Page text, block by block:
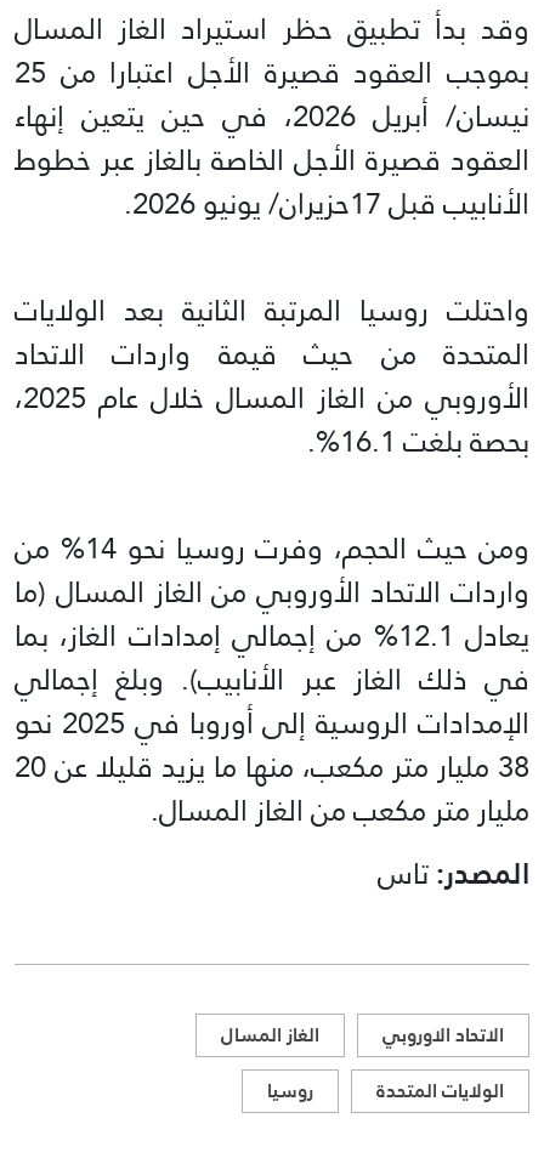
وقد بدأ تطبيق حظر استيراد الغاز المسال
بموجب العقود قصيرة الأجل اعتبارا من 25
نيسان/ أبريل 2026، في حين يتعين إنهاء
العقود قصيرة الأجل الخاصة بالغاز عبر خطوط
الأنابيب قبل 17حزيران/ يونيو 2026.
واحتلت روسيا المرتبة الثانية بعد الولايات
المتحدة من حيث قيمة واردات الاتحاد
الأوروبي من الغاز المسال خلال عام 2025،
بحصة بلغت 16.1%.
ومن حيث الحجم، وفرت روسيا نحو 14% من
واردات الاتحاد الأوروبي من الغاز المسال (ما
يعادل 12.1% من إجمالي إمدادات الغاز، بما
في ذلك الغاز عبر الأنابيب). وبلغ إجمالي
الإمدادات الروسية إلى أوروبا في 2025 نحو
38 مليار متر مكعب، منها ما يزيد قليلا عن 20
مليار متر مكعب من الغاز المسال.
المصدر:تاس
الاتحاد الاوروبي
الغاز المسال
الولايات المتحدة
روسيا